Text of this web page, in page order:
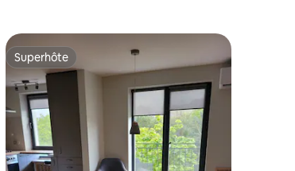
Superhôte
Superhôte